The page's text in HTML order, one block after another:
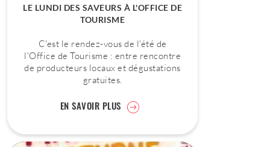
LE LUNDI DES SAVEURS À L'OFFICE DE
TOURISME
C'est le rendez-vous de l'été de
l'Office de Tourisme : entre rencontre
de producteurs locaux et dégustations
gratuites.
EN SAVOIR PLUS